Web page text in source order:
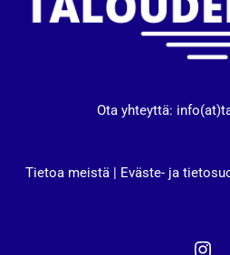
Ota yhteyttä:
Tietoa meistä | Eväste- ja
Instagram